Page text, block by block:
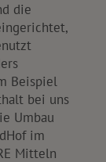
die
Beispiel
bei uns
Umbau
im
Mitteln